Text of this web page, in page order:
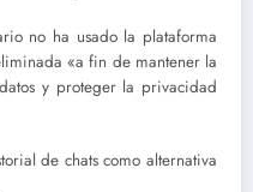
no ha usado la plataforma
«a fin de mantener la
y proteger la privacidad
de chats como alternativa